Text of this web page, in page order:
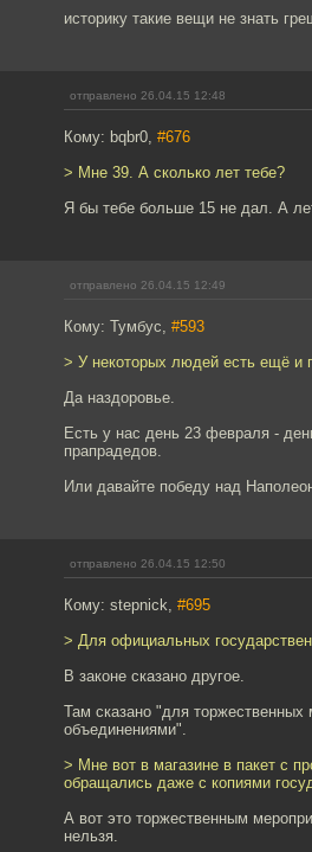
историку такие вещи не знать
отправлено 26.04.15 12:48
Кому: bqbr0, #676
> Мне 39. А сколько лет тебе?
Я бы тебе больше 15 не дал. А
отправлено 26.04.15 12:49
Кому: Тумбус, #593
> У некоторых людей есть ещё и
Да наздоровье.
Есть у нас день 23 февраля -
прапрадедов.
Или давайте победу над
отправлено 26.04.15 12:50
Кому: stepnick, #695
> Для официальных
В законе сказано другое.
Там сказано "для
объединениями".
> Мне вот в магазине в пакет с
обращались даже с копиями
А вот это торжественным
нельзя.